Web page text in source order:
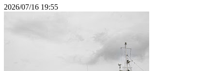
2026/07/16 19:55